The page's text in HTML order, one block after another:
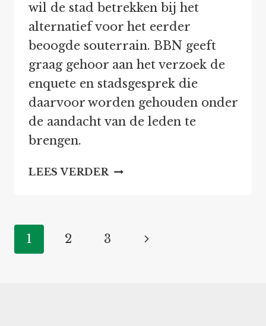
wil de stad betrekken bij het
alternatief voor het eerder
beoogde souterrain. BBN geeft
graag gehoor aan het verzoek de
enquete en stadsgesprek die
daarvoor worden gehouden onder
de aandacht van de leden te
brengen.
LEES VERDER ENQUETE
KERK
Paginanavigatie
1 2 3
Volgende